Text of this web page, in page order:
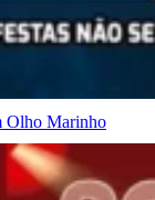
Olho Marinho